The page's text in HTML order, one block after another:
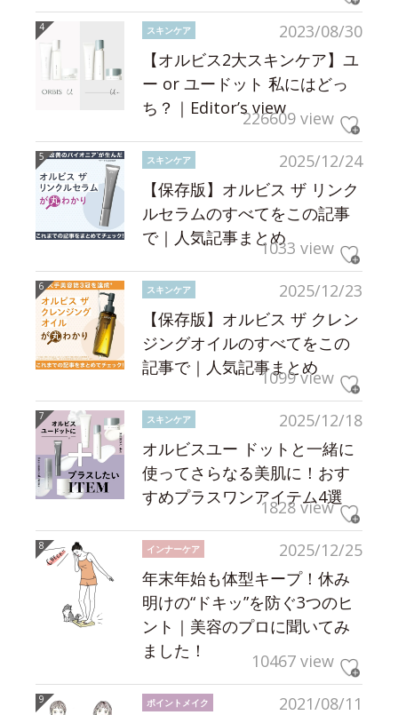
2023/08/30
スキンケア
【オルビス2大スキンケア】ユ
ー or ユードット 私にはどっ
ち？｜Editor’s view226609 view
2025/12/24
スキンケア
【保存版】オルビス ザ リンク
ルセラムのすべてをこの記事
で｜人気記事まとめ1033 view
2025/12/23
スキンケア
【保存版】オルビス ザ クレン
ジングオイルのすべてをこの
記事で｜人気記事まとめ
1099 view
2025/12/18
スキンケア
オルビスユー ドットと一緒に
使ってさらなる美肌に！おす
すめプラスワンアイテム4選
1828 view
2025/12/25
インナーケア
年末年始も体型キープ！休み
明けの“ドキッ”を防ぐ3つのヒ
ント｜美容のプロに聞いてみ
ました！
10467 view
2021/08/11
ポイントメイク